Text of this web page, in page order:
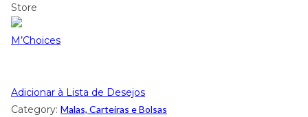
Store
M’Choices
Adicionar à Lista de Desejos
Category: Malas, Carteiras e Bolsas